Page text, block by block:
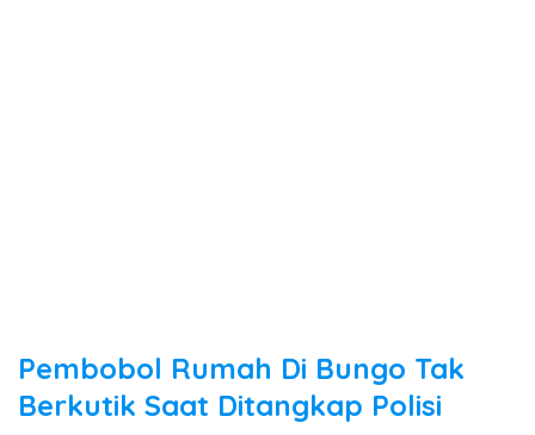
Pembobol Rumah Di Bungo Tak
Berkutik Saat Ditangkap Polisi